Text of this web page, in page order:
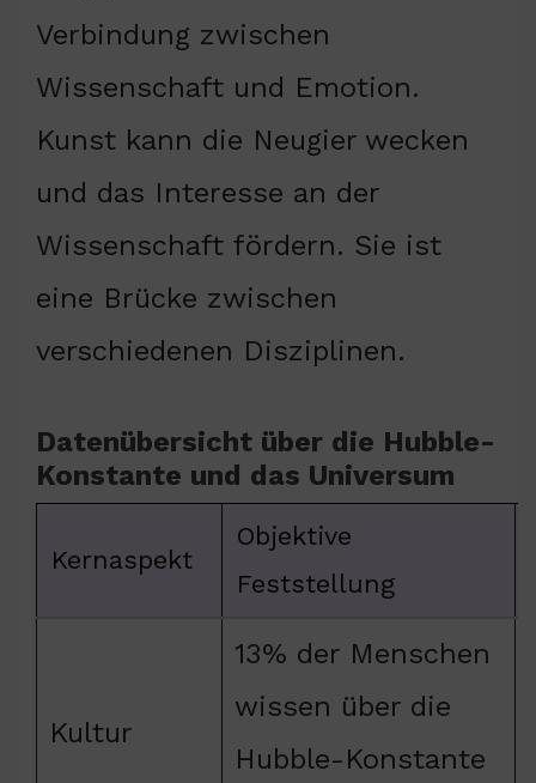
Verbindung zwischen
Wissenschaft und Emotion.
Kunst kann die Neugier wecken
und das Interesse an der
Wissenschaft fördern. Sie ist
eine Brücke zwischen
verschiedenen Disziplinen.
Datenübersicht über die Hubble-
Konstante und das Universum
Kernaspekt
Objektive
Feststellung
Kultur
13% der Menschen
wissen über die
Hubble-Konstante